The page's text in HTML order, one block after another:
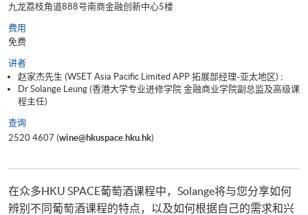
九龙荔枝角道888号南商金融创新中心5楼
费用
免费
讲者
赵家杰先生 (WSET Asia Pacific Limited APP 拓展部经理-亚太地区) ;
Dr Solange Leung (香港大学专业进修学院 金融商业学院副总监及高级课
程主任)
查询
2520 4607 (wine@hkuspace.hku.hk)
在众多HKU SPACE葡萄酒课程中，Solange将与您分享如何
辨别不同葡萄酒课程的特点，以及如何根据自己的需求和兴